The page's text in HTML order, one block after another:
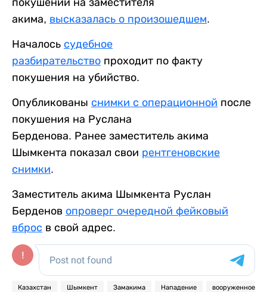
покушении на заместителя
акима, высказалась о произошедшем.
Началось судебное
разбирательство проходит по факту
покушения на убийство.
Опубликованы снимки с операционной после
покушения на Руслана
Берденова. Ранее заместитель акима
Шымкента показал свои рентгеновские
снимки.
Заместитель акима Шымкента Руслан
Берденов опроверг очередной фейковый
вброс в свой адрес.
Казахстан Шымкент Замакима Нападение вооруженное